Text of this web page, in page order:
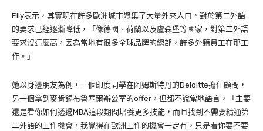
Elly表示，其實現在許多歐洲城市聚集了大量外來人口，對於第二外語
的要求已經逐漸降低，「 像德國、荷蘭以及盧森堡等國家，對第二外語
要求沒這麼高，因為當地有很多全球品牌的總部，許多外籍員工在那工
作。」
她以身邊朋友為例，一個印度同學在阿姆斯特丹的Deloitte擔任顧問，
另一個拿到麥肯錫布魯塞爾辦公室的offer，但都不說當地語言，「主要
還是看你如何透過MBA這段期間培養更多技能，而且找到不需要精通第
二外語的工作機會，我覺得在歐洲工作的機會一定有，只是看你要不要